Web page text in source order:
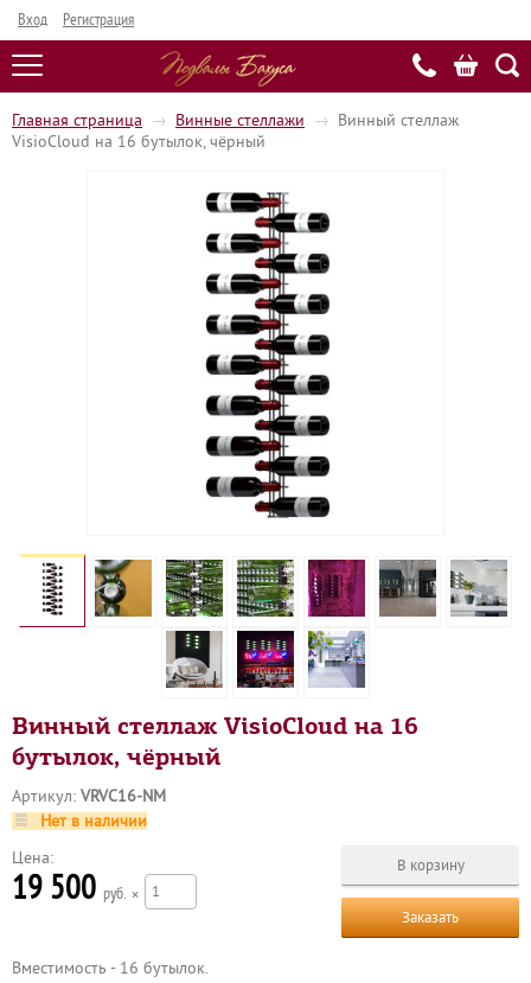
Вход Регистрация
Главная страница → Винные стеллажи →
Винный стеллаж
VisioCloud на 16 бутылок, чёрный
Винный стеллаж VisioCloud на 16
бутылок, чёрный
Артикул: VRVC16‐NM
Нет в наличии
Цена:
19 500 р
×
Заказать
Вместимость - 16 бутылок.